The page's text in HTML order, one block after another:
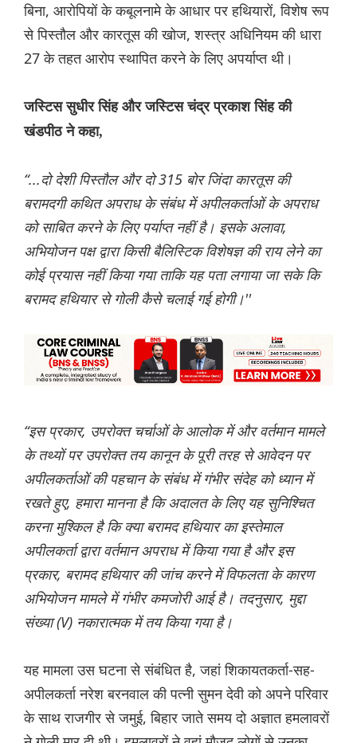
बिना, आरोपियों के कबूलनामे के आधार पर हथियारों, विशेष रूप
से पिस्तौल और कारतूस की खोज, शस्त्र अधिनियम की धारा
27 के तहत आरोप स्थापित करने के लिए अपर्याप्त थी।
जस्टिस सुधीर सिंह और जस्टिस चंद्र प्रकाश सिंह की
खंडपीठ ने कहा,
“...दो देशी पिस्तौल और दो 315 बोर जिंदा कारतूस की
बरामदगी कथित अपराध के संबंध में अपीलकर्ताओं के अपराध
को साबित करने के लिए पर्याप्त नहीं है। इसके अलावा,
अभियोजन पक्ष द्वारा किसी बैलिस्टिक विशेषज्ञ की राय लेने का
कोई प्रयास नहीं किया गया ताकि यह पता लगाया जा सके कि
बरामद हथियार से गोली कैसे चलाई गई होगी।''
“इस प्रकार, उपरोक्त चर्चाओं के आलोक में और वर्तमान मामले
के तथ्यों पर उपरोक्त तय कानून के पूरी तरह से आवेदन पर
अपीलकर्ताओं की पहचान के संबंध में गंभीर संदेह को ध्यान में
रखते हुए, हमारा मानना है कि अदालत के लिए यह सुनिश्चित
करना मुश्किल है कि क्या बरामद हथियार का इस्तेमाल
अपीलकर्ता द्वारा वर्तमान अपराध में किया गया है और इस
प्रकार, बरामद हथियार की जांच करने में विफलता के कारण
अभियोजन मामले में गंभीर कमजोरी आई है। तदनुसार, मुद्दा
संख्या (V) नकारात्मक में तय किया गया है।
यह मामला उस घटना से संबंध‌ित है, जहां शिकायतकर्ता-सह-
अपीलकर्ता नरेश बरनवाल की पत्नी सुमन देवी को अपने परिवार
के साथ राजगीर से जमुई, बिहार जाते समय दो अज्ञात हमलावरों